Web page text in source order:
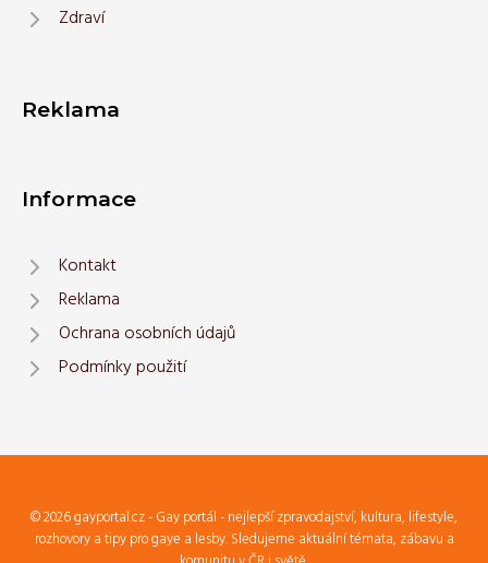
Zdraví
Reklama
Informace
Kontakt
Reklama
Ochrana osobních údajů
Podmínky použití
© 2026 gayportal.cz - Gay portál - nejlepší zpravodajství, kultura, lifestyle,
rozhovory a tipy pro gaye a lesby. Sledujeme aktuální témata, zábavu a